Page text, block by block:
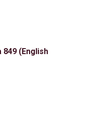
849 (English